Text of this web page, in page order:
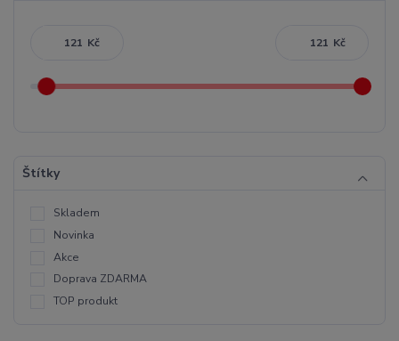
Kč Kč
Štítky
Skladem
Novinka
Akce
Doprava ZDARMA
TOP produkt